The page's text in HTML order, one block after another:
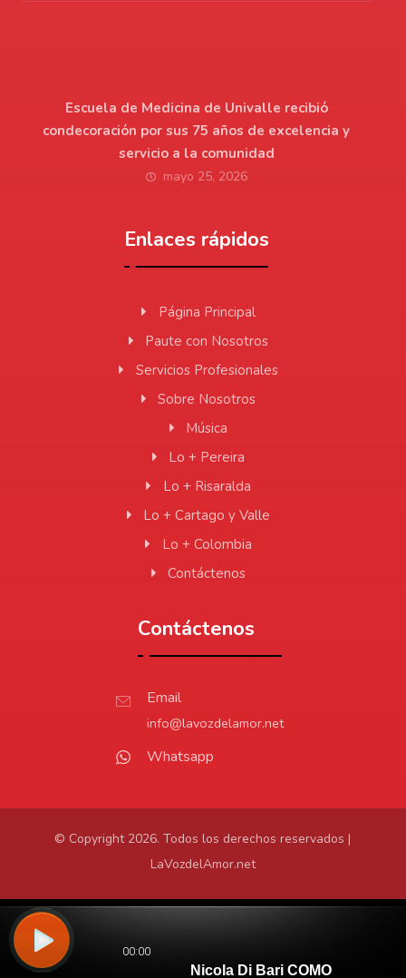
Escuela de Medicina de Univalle recibió
condecoración por sus 75 años de excelencia y
servicio a la comunidad
mayo 25, 2026
Enlaces rápidos
Página Principal
Paute con Nosotros
Servicios Profesionales
Sobre Nosotros
Música
Lo + Pereira
Lo + Risaralda
Lo + Cartago y Valle
Lo + Colombia
Contáctenos
Contáctenos
Email
info@lavozdelamor.net
Whatsapp
© Copyright 2026. Todos los derechos reservados |
LaVozdelAmor.net
Protección de Datos
Desarrollado por